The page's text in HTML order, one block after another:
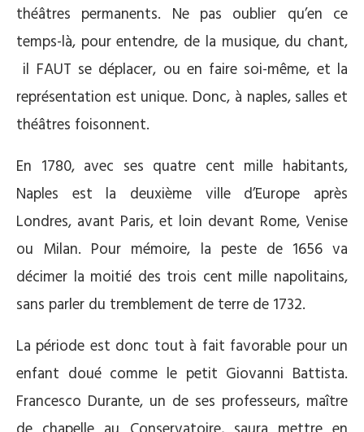
théâtres permanents. Ne pas oublier qu’en ce
temps-là, pour entendre, de la musique, du chant,
il FAUT se déplacer, ou en faire soi-même, et la
représentation est unique. Donc, à naples, salles et
théâtres foisonnent.
En 1780, avec ses quatre cent mille habitants,
Naples est la deuxième ville d’Europe après
Londres, avant Paris, et loin devant Rome, Venise
ou Milan. Pour mémoire, la peste de 1656 va
décimer la moitié des trois cent mille napolitains,
sans parler du tremblement de terre de 1732.
La période est donc tout à fait favorable pour un
enfant doué comme le petit Giovanni Battista.
Francesco Durante, un de ses professeurs, maître